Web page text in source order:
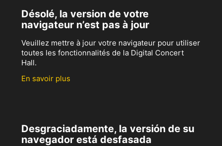
Désolé, la version de votre
navigateur n’est pas à jour
Veuillez mettre à jour votre navigateur pour utiliser
toutes les fonctionnalités de la Digital Concert
Hall.
En savoir plus
Desgraciadamente, la versión de su
navegador está desfasada